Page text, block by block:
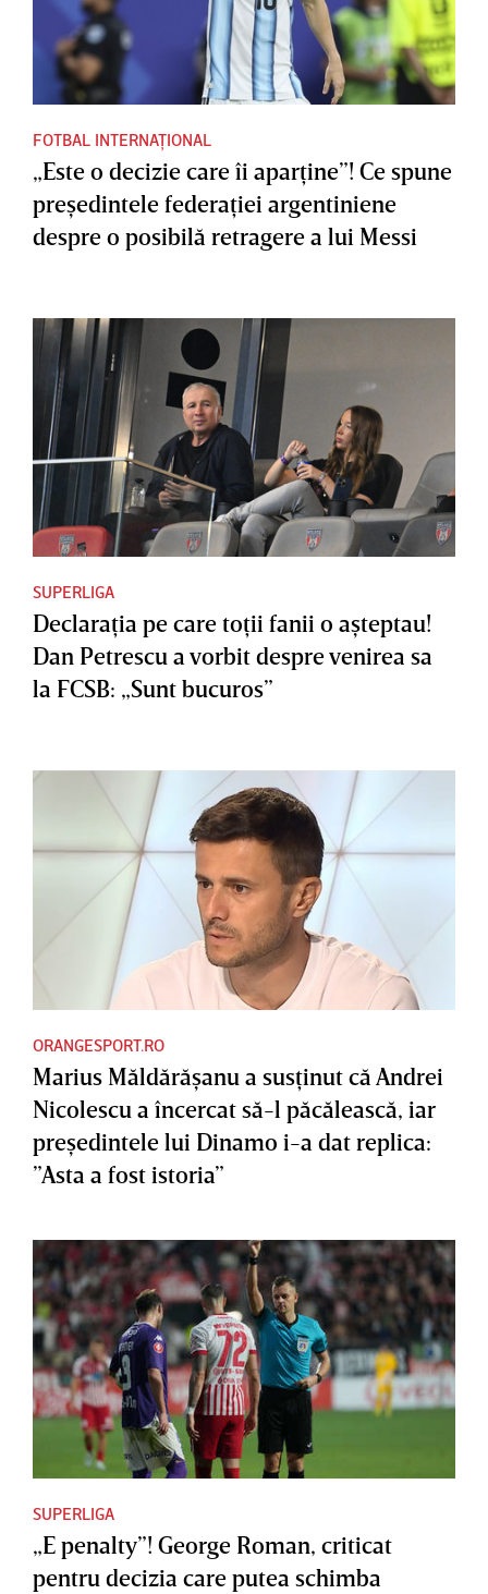
FOTBAL INTERNAȚIONAL
„Este o decizie care îi aparţine”! Ce spune
preşedintele federaţiei argentiniene
despre o posibilă retragere a lui Messi
SUPERLIGA
Declaraţia pe care toţii fanii o aşteptau!
Dan Petrescu a vorbit despre venirea sa
la FCSB: „Sunt bucuros”
ORANGESPORT.RO
Marius Măldărăşanu a susţinut că Andrei
Nicolescu a încercat să-l păcălească, iar
preşedintele lui Dinamo i-a dat replica:
”Asta a fost istoria”
SUPERLIGA
„E penalty”! George Roman, criticat
pentru decizia care putea schimba